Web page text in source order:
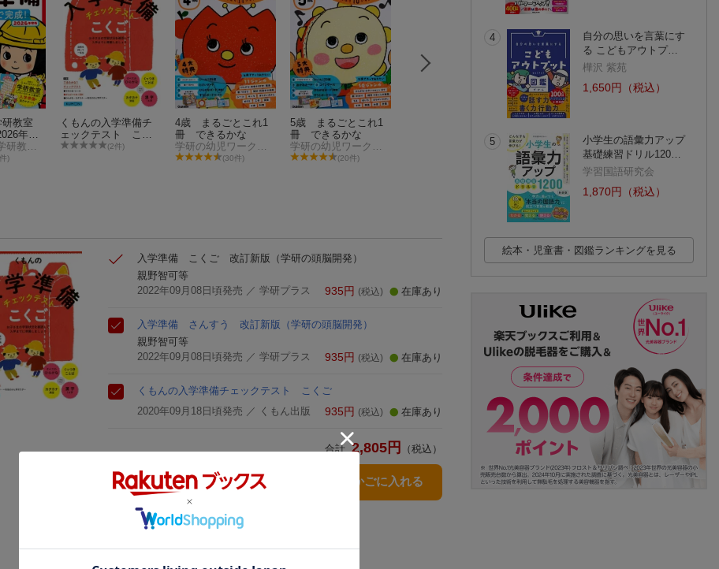
研教室
年度
)
くもんの入学準備チ
ェックテスト こく
ご
(2件)
4歳 まるごとこれ1
冊 できるかな
(30件)
5歳 まるごとこれ1
冊 できるかな
(20件)
頭脳開発・学研教室編集チーム
くもんの入学準備チ
ェックテスト さん
すう
(2件)
入学準備 こくご 改訂新版 （学研の頭脳開発）
親野智可等
2022年09月08日頃発売 ／ 学研プラス 935円 (税込) 在庫あり
入学準備 さんすう 改訂新版 （学研の頭脳開発）
親野智可等
2022年09月08日頃発売 ／ 学研プラス 935円 (税込) 在庫あり
くもんの入学準備チェックテスト こくご
2020年09月18日頃発売 ／ くもん出版 935円 (税込) 在庫あり
合計 2,805 円 （税込）
3点とも買い物かごに入れる
4
自分の思いを言葉にす
る こどもアウトプ…
樺沢 紫苑
1,650円（税込）
5
小学生の語彙力アップ
基礎練習ドリル120…
学習国語研究会
1,870円（税込）
絵本・児童書・図鑑ランキングを見る